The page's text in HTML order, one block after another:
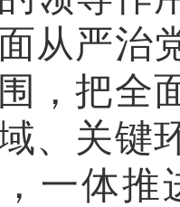
从严治
，把全
、关键
一体推